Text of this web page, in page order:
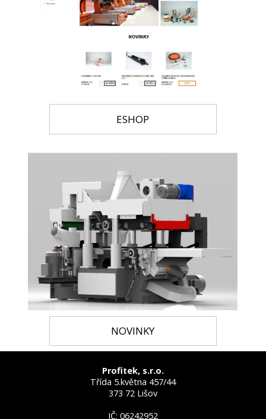
ESHOP
NOVINKY
Profitek, s.r.o.
Třída 5.května 457/44
373 72 Lišov
IČ: 06242952